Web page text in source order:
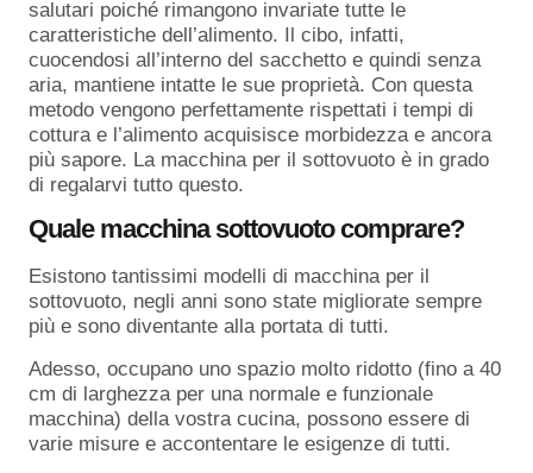
salutari poiché rimangono invariate tutte le
caratteristiche dell’alimento. Il cibo, infatti,
cuocendosi all’interno del sacchetto e quindi senza
aria, mantiene intatte le sue proprietà. Con questa
metodo vengono perfettamente rispettati i tempi di
cottura e l’alimento acquisisce morbidezza e ancora
più sapore. La macchina per il sottovuoto è in grado
di regalarvi tutto questo.
Quale macchina sottovuoto comprare?
Esistono tantissimi modelli di macchina per il
sottovuoto, negli anni sono state migliorate sempre
più e sono diventante alla portata di tutti.
Adesso, occupano uno spazio molto ridotto (fino a 40
cm di larghezza per una normale e funzionale
macchina) della vostra cucina, possono essere di
varie misure e accontentare le esigenze di tutti.